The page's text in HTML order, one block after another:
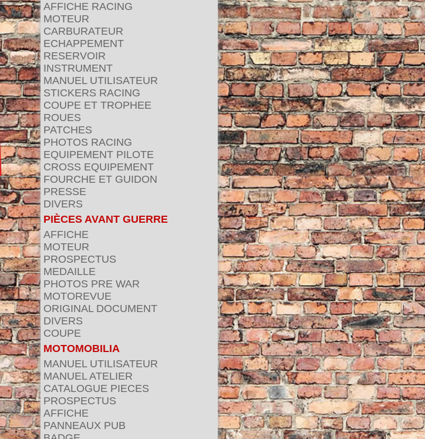
AFFICHE RACING
MOTEUR
CARBURATEUR
ECHAPPEMENT
RESERVOIR
INSTRUMENT
MANUEL UTILISATEUR
STICKERS RACING
COUPE ET TROPHEE
ROUES
PATCHES
PHOTOS RACING
EQUIPEMENT PILOTE
CROSS EQUIPEMENT
FOURCHE ET GUIDON
PRESSE
DIVERS
PIÈCES AVANT GUERRE
AFFICHE
MOTEUR
PROSPECTUS
MEDAILLE
PHOTOS PRE WAR
MOTOREVUE
ORIGINAL DOCUMENT
DIVERS
COUPE
MOTOMOBILIA
MANUEL UTILISATEUR
MANUEL ATELIER
CATALOGUE PIECES
PROSPECTUS
AFFICHE
PANNEAUX PUB